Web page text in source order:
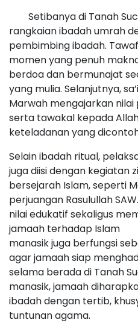
Setibanya di Tanah
rangkaian ibadah umrah
pembimbing ibadah.
momen yang penuh
berdoa dan bermunajat
yang mulia. Selanjutnya,
Marwah mengajarkan
serta tawakal kepada
keteladanan yang
Selain ibadah ritual,
juga diisi dengan
bersejarah Islam, seperti
perjuangan Rasulullah
nilai edukatif sekaligus
jamaah terhadap
manasik juga berfungsi
agar jamaah siap
selama berada di Tanah
manasik, jamaah
ibadah dengan tertib,
tuntunan agama.